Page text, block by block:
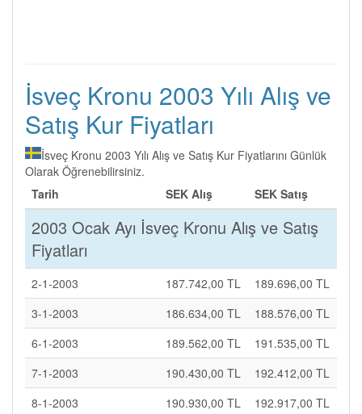
İsveç Kronu 2003 Yılı Alış ve
Satış Kur Fiyatları
İsveç Kronu 2003 Yılı Alış ve Satış Kur Fiyatlarını Günlük
Olarak Öğrenebilirsiniz.
Tarih
SEK Alış SEK Satış
2003 Ocak Ayı İsveç Kronu Alış ve Satış
Fiyatları
2-1-2003 187.742,00 TL
189.696,00 TL
3-1-2003
186.634,00 TL
188.576,00 TL
6-1-2003
189.562,00 TL
191.535,00 TL
7-1-2003
190.430,00 TL
192.412,00 TL
8-1-2003
190.930,00 TL
192.917,00 TL